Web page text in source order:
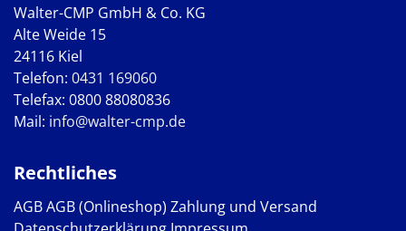
Walter-CMP GmbH & Co. KG
Alte Weide 15
24116 Kiel
Telefon: 0431 169060
Telefax: 0800 88080836
Mail: info@walter-cmp.de
Rechtliches
AGBAGB (Onlineshop) Zahlung und Versand